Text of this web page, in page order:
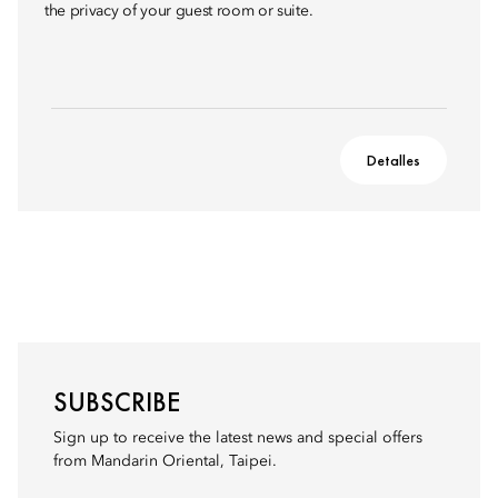
the privacy of your guest room or suite.
Detalles
SUBSCRIBE
Sign up to receive the latest news and special offers
from Mandarin Oriental, Taipei.